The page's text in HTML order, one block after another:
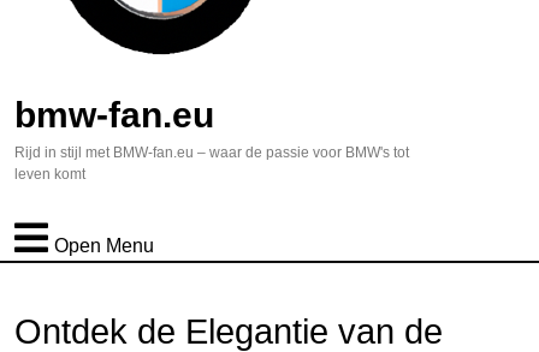
bmw-fan.eu
Rijd in stijl met BMW-fan.eu – waar de passie voor BMW's tot
leven komt
Open Menu
Ontdek de Elegantie van de